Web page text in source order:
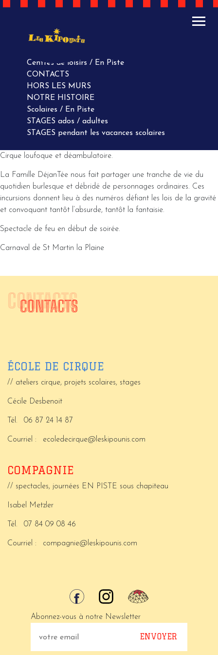
ACTUALITÉS
AGENDA
Centres de loisirs / En Piste
CONTACTS
HORS LES MURS
NOTRE HISTOIRE
Scolaires / En Piste
STAGES ados / adultes
STAGES pendant les vacances scolaires
Cirque loufoque et déambulatoire.
La Famille DéjanTée nous fait partager une tranche de vie du
quotidien burlesque et débridé de personnages ordinaires. Ces
incursions donnent lieu à des numéros défiant les lois de la gravité
et convoquant tantôt l’absurde, tantôt la fantaisie.
Spectacle de feu en début de soirée.
Carnaval de St Martin la Plaine
CONTACTS
CONTACTS
ÉCOLE DE CIRQUE
// ateliers cirque, projets scolaires, stages
Cécile Desbenoit
Tél. 06 87 24 14 87
Courriel : ecoledecirque@leskipounis.com
COMPAGNIE
// spectacles, journées EN PISTE sous chapiteau
Isabel Metzler
Tél. 07 84 09 08 46
Courriel : compagnie@leskipounis.com
Abonnez-vous à notre Newsletter